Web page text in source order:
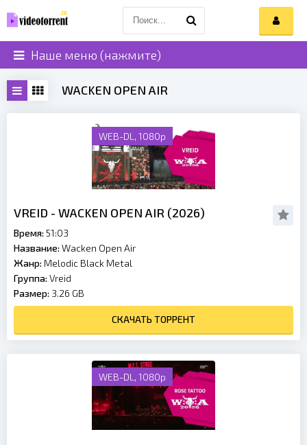
Наше меню (нажмите)
WACKEN OPEN AIR
WEB-DL, 1080p
VREID - WACKEN OPEN AIR (2026)
Время: 51:03
Название: Wacken Open Air
Жанр: Melodic Black Metal
Группа: Vreid
Размер: 3.26 GB
СКАЧАТЬ ТОРРЕНТ
WEB-DL, 1080p